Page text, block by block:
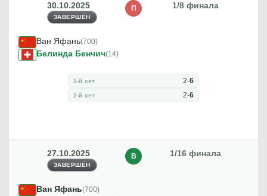
30.10.2025
ЗАВЕРШЁН
1/8 финала
П
Ван Яфань(700)
Белинда Бенчич(14)
1-й сет 2-6
2-й сет 2-6
27.10.2025
ЗАВЕРШЁН
1/16 финала
В
Ван Яфань(700)